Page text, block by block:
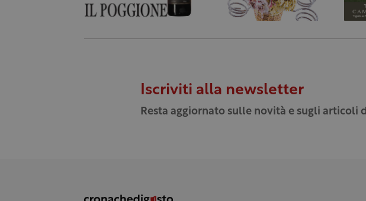
Iscriviti alla newsletter
Resta aggiornato sulle novità e sugli articoli